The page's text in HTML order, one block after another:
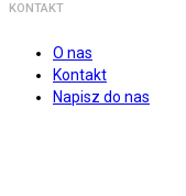
KONTAKT
O nas
Kontakt
Napisz do nas